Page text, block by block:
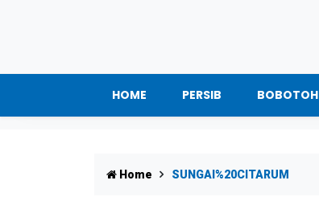
HOME PERSIB BOBOTOH
Home SUNGAI%20CITARUM